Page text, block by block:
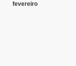
fevereiro